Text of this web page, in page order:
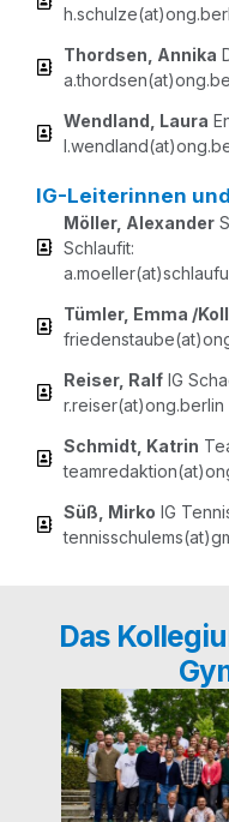
Thord­sen, Anni­ka
Wend­land, Lau­ra
IG-Leiterinnen
Möl­ler, Alex­an­der
Schlau­fit:
Tüm­ler, Emma /​
Rei­ser, RalfIG
r.reiser(at)ong.berlin
Schmidt, Kat­rin
Süß, Mir­ko IG
Das